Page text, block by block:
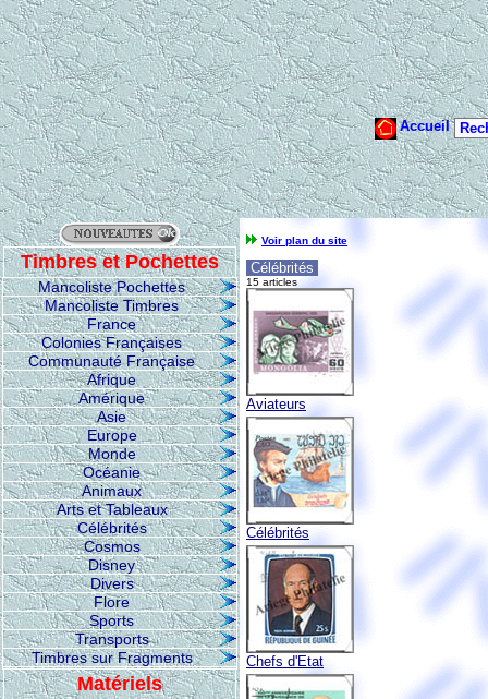
Timbres et Pochettes
Mancoliste Pochettes
Mancoliste Timbres
France
Colonies Françaises
Communauté Française
Afrique
Amérique
Asie
Europe
Monde
Océanie
Animaux
Arts et Tableaux
Célébrités
Cosmos
Disney
Divers
Flore
Sports
Transports
Timbres sur Fragments
Matériels
Voir plan du site
Célébrités
15 articles
Aviateurs
Célébrités
Chefs d'Etat